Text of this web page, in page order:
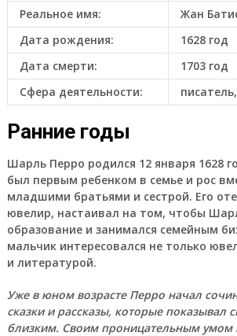
Реальное имя:
Жан
Дата рождения:
1628 год
Дата смерти:
1703 год
Сфера деятельности:
Ранние годы
Шарль Перро родился 12 января 1628
был первым ребенком в семье и рос
младшими братьями и сестрой. Его
ювелир, настаивал на том, чтобы
образование и занимался семейным
мальчик интересовался не только
и литературой.
Уже в юном возрасте Перро начал
сказки и рассказы, которые показывал
близким. Своим проницательным умом